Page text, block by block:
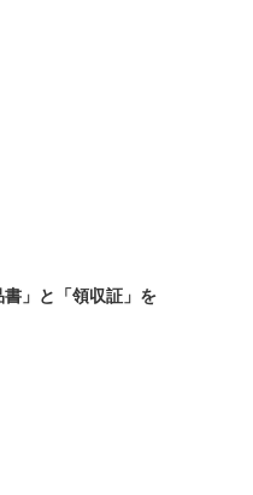
」と「領収証」を